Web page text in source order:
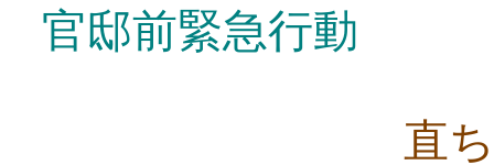
官邸前緊急行動
直